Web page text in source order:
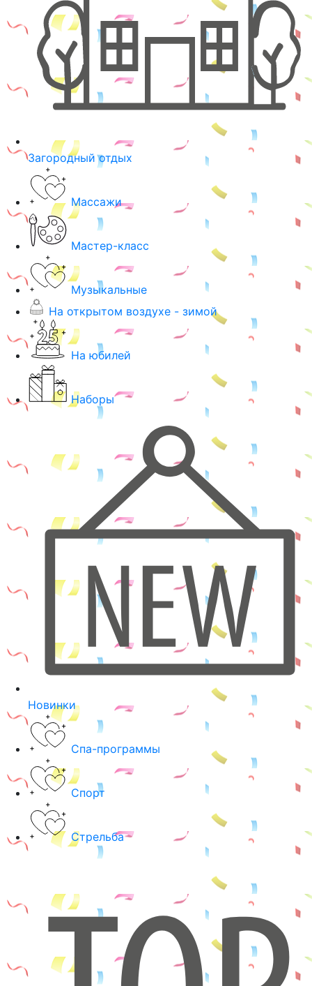
Загородный отдых
Массажи
Мастер-класс
Музыкальные
На открытом воздухе - зимой
На юбилей
Наборы
Новинки
Спа-программы
Спорт
Стрельба